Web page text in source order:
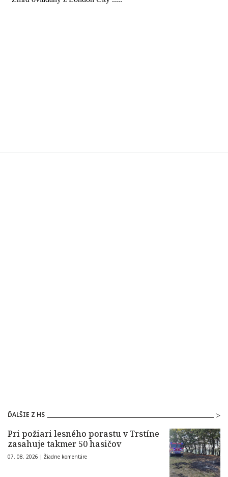
ĎALŠIE Z HS
Pri požiari lesného porastu v Trstíne
zasahuje takmer 50 hasičov
07. 08. 2026 | Žiadne komentáre